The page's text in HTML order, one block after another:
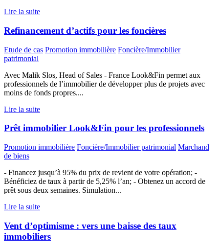
Lire la suite
Refinancement d’actifs pour les foncières
Etude de cas Promotion immobilière Foncière/Immobilier
patrimonial
Avec Malik Slos, Head of Sales - France Look&Fin permet aux
professionnels de l’immobilier de développer plus de projets avec
moins de fonds propres....
Lire la suite
Prêt immobilier Look&Fin pour les professionnels
Promotion immobilière Foncière/Immobilier patrimonial Marchand
de biens
- Financez jusqu’à 95% du prix de revient de votre opération; -
Bénéficiez de taux à partir de 5,25% l’an; - Obtenez un accord de
prêt sous deux semaines. Simulation...
Lire la suite
Vent d’optimisme : vers une baisse des taux
immobiliers